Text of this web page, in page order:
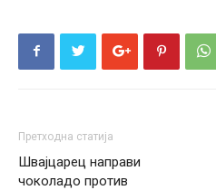
Претходна статија
Швајцарец направи
чоколадо против